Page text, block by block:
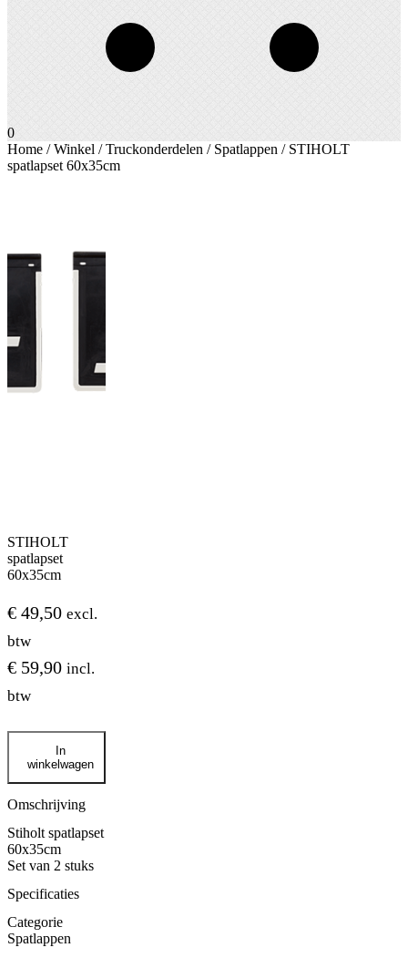
0
Home /Winkel /Truckonderdelen / Spatlappen / STIHOLT
spatlapset 60x35cm
STIHOLT
spatlapset
60x35cm
€ 49,50 excl.
btw
€ 59,90 incl.
btw
STIHOLT
spatlapset
60x35cm
aantal
In
winkelwagen
Omschrijving
Stiholt spatlapset
60x35cm
Set van 2 stuks
Specificaties
Categorie
Spatlappen